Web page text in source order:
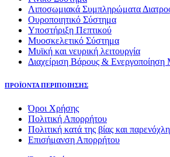
Λιποσωμιακά Συμπληρώματα
Ουροποιητικό Σύστημα
Υποστήριξη Πεπτικού
Μυοσκελετικό Σύστημα
Μυϊκή και νευρική λειτουργία
Διαχείριση Βάρους &
ΠΡΟΪΟΝΤΑ ΠΕΡΙΠΟΙΗΣΗΣ
Όροι Χρήσης
Πολιτική Απορρήτου
Πολιτική κατά της βίας και
Επισήμανση Απορρήτου